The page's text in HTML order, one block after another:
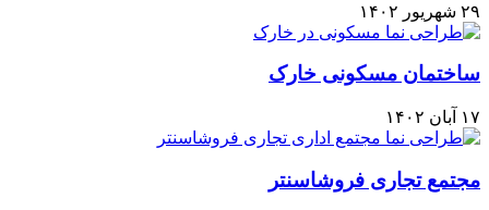
۲۹ شهریور ۱۴۰۲
ساختمان مسکونی خارک
۱۷ آبان ۱۴۰۲
مجتمع تجاری فروشاسنتر